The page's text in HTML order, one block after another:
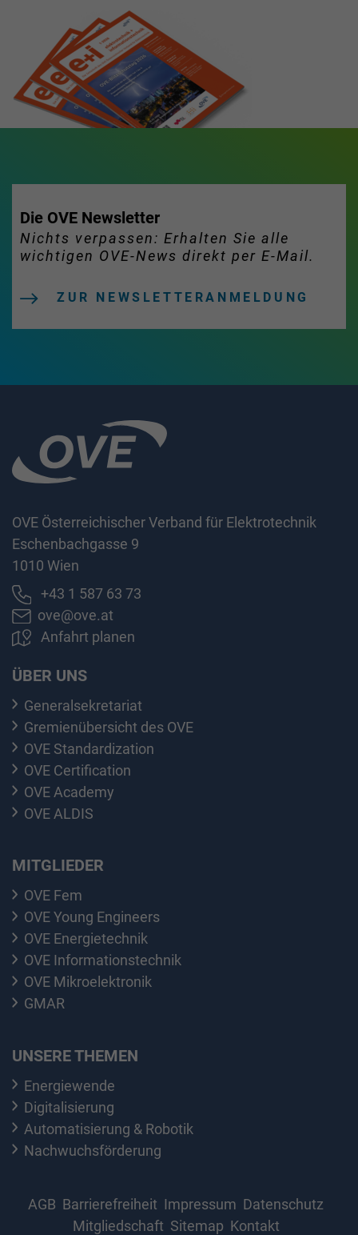
Die OVE Newsletter
Nichts verpassen: Erhalten Sie alle
wichtigen OVE-News direkt per E-Mail.
ZUR NEWSLETTERANMELDUNG
OVE Österreichischer Verband für Elektrotechnik
Eschenbachgasse 9
1010 Wien
+43 1 587 63 73
ove@ove.at
Anfahrt planen
ÜBER UNS
Generalsekretariat
Gremienübersicht des OVE
OVE Standardization
OVE Certification
OVE Academy
OVE ALDIS
MITGLIEDER
OVE Fem
OVE Young Engineers
OVE Energietechnik
OVE Informationstechnik
OVE Mikroelektronik
GMAR
UNSERE THEMEN
Energiewende
Digitalisierung
Automatisierung & Robotik
Nachwuchsförderung
AGB Barrierefreiheit Impressum Datenschutz
Mitgliedschaft Sitemap Kontakt